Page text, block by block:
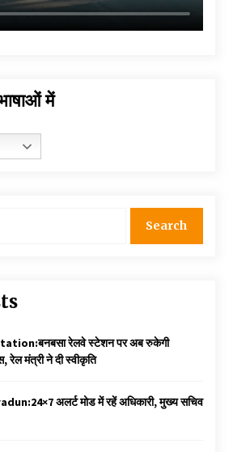
में
रेलवे स्टेशन पर अब रुकेगी
मंत्री ने दी स्वीकृति
अलर्ट मोड में रहें अधिकारी, मुख्य सचिव